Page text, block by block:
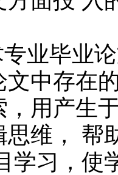
业毕业
中存在
用产生
思维， 帮
学习，使